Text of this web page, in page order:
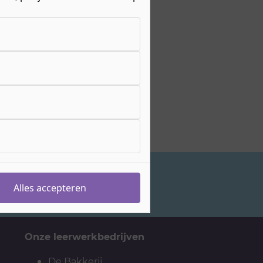
Studiekeuzeadvies
Onze leerwerkbedrijven
Alles accepteren